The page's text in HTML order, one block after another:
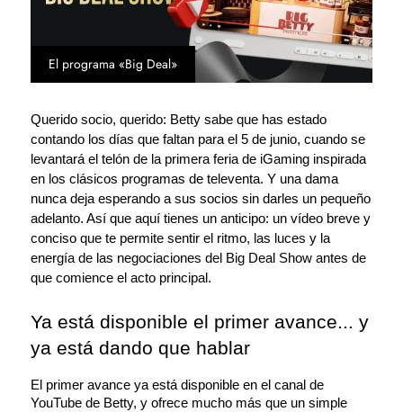
El programa «Big Deal»
Querido socio, querido: Betty sabe que has estado
contando los días que faltan para el 5 de junio, cuando se
levantará el telón de la primera feria de iGaming inspirada
en los clásicos programas de televenta. Y una dama
nunca deja esperando a sus socios sin darles un pequeño
adelanto. Así que aquí tienes un anticipo: un vídeo breve y
conciso que te permite sentir el ritmo, las luces y la
energía de las negociaciones del Big Deal Show antes de
que comience el acto principal.
Ya está disponible el primer avance... y
ya está dando que hablar
El primer avance ya está disponible en el canal de
YouTube de Betty, y ofrece mucho más que un simple